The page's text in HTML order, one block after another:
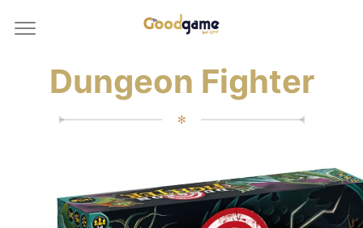
Dungeon Fighter
✻